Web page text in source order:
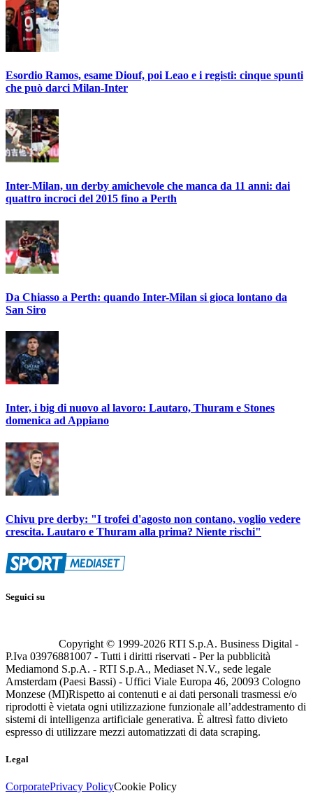
Esordio Ramos, esame Diouf, poi Leao e i registi: cinque spunti
che può darci Milan-Inter
Inter-Milan, un derby amichevole che manca da 11 anni: dai
quattro incroci del 2015 fino a Perth
Da Chiasso a Perth: quando Inter-Milan si gioca lontano da
San Siro
Inter, i big di nuovo al lavoro: Lautaro, Thuram e Stones
domenica ad Appiano
Chivu pre derby: "I trofei d'agosto non contano, voglio vedere
crescita. Lautaro e Thuram alla prima? Niente rischi"
Seguici su
Copyright © 1999-2026 RTI S.p.A. Business Digital -
P.Iva 03976881007 - Tutti i diritti riservati - Per la pubblicità
Mediamond S.p.A. - RTI S.p.A., Mediaset N.V., sede legale
Amsterdam (Paesi Bassi) - Uffici Viale Europa 46, 20093 Cologno
Monzese (MI)Rispetto ai contenuti e ai dati personali trasmessi e/o
riprodotti è vietata ogni utilizzazione funzionale all’addestramento di
sistemi di intelligenza artificiale generativa. È altresì fatto divieto
espresso di utilizzare mezzi automatizzati di data scraping.
Legal
CorporatePrivacy PolicyCookie Policy